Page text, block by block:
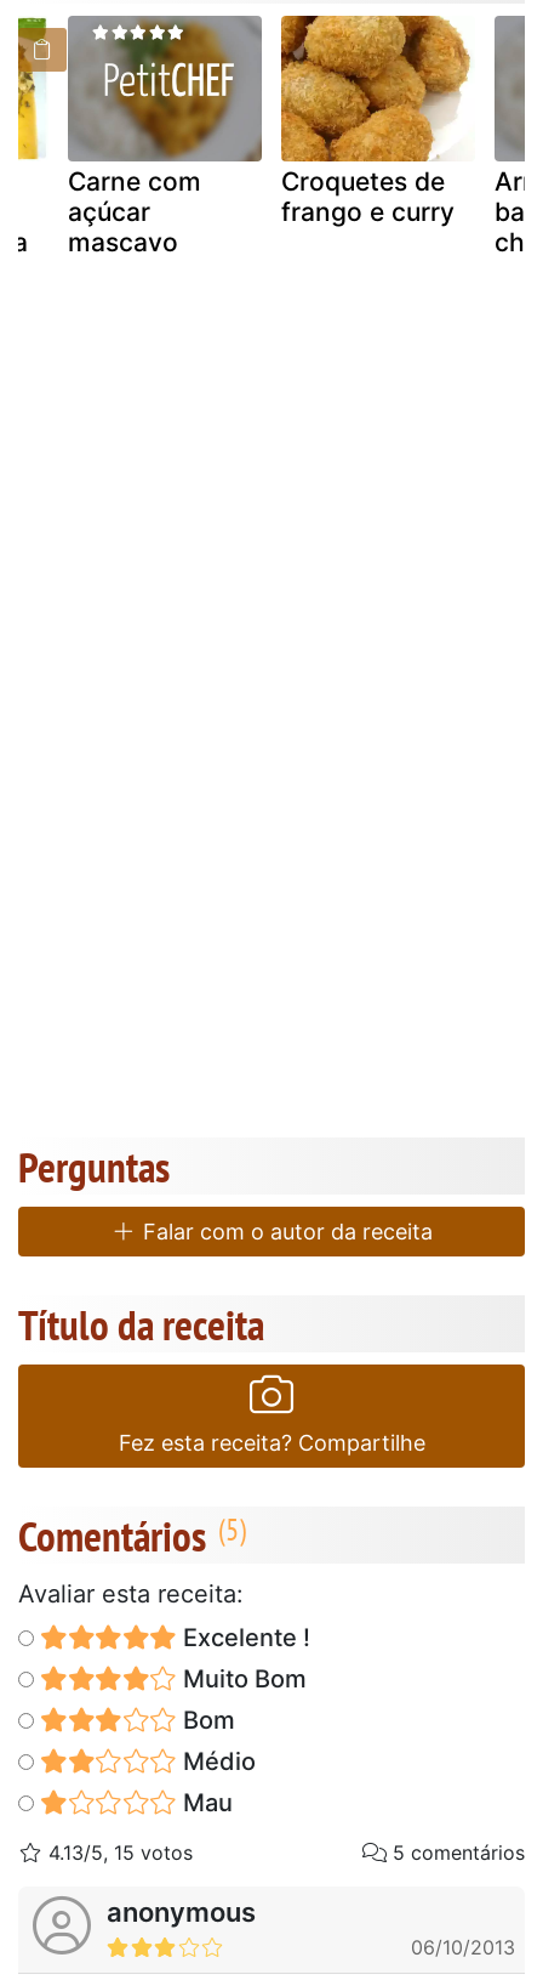
Carne com
açúcar
mascavo
Croquetes de
frango e curry
Perguntas
Falar com o autor da receita
Título da receita
Fez esta receita? Compartilhe
Comentários
Avaliar esta receita:
Excelente !
Muito Bom
Bom
Médio
Mau
4.13/5, 15 votos 5 comentários
anonymous
06/10/2013